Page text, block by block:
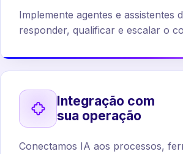
Implemente agentes e assistentes
responder, qualificar e escalar o
Integração com
sua operação
Conectamos IA aos processos,